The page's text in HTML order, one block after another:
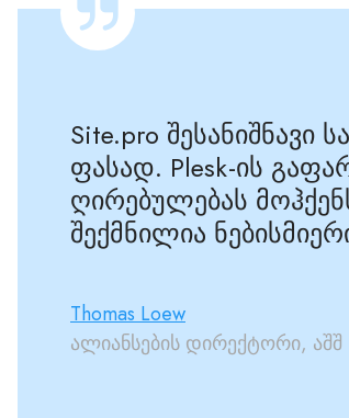
Site.pro
ფასად. Plesk-ის
ღირებულებას
შექმნილია
Thomas Loew
ალიანსების დირექტორი, აშშ